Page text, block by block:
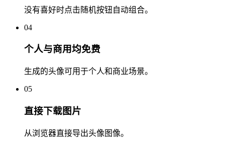
没有喜好时点击随机按钮自动组合。
04
个人与商用均免费
生成的头像可用于个人和商业场景。
05
直接下载图片
从浏览器直接导出头像图像。